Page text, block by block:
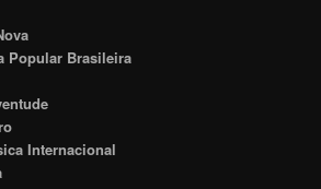
Popular Brasileira
Internacional